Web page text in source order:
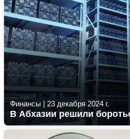
Финансы |23 декабря 2024 г.
В Абхазии решили